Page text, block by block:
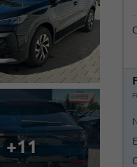
+11